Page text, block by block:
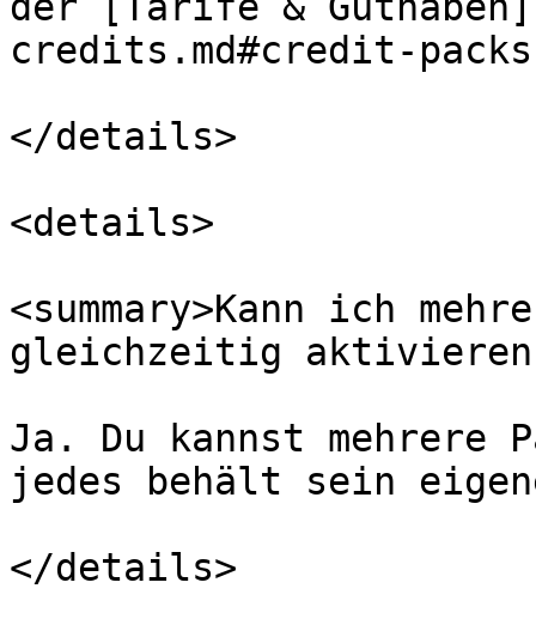
credits.md#credit-
</details>
<details>
<summary>Kann ich
gleichzeitig
Ja. Du kannst mehrere
jedes behält sein
</details>